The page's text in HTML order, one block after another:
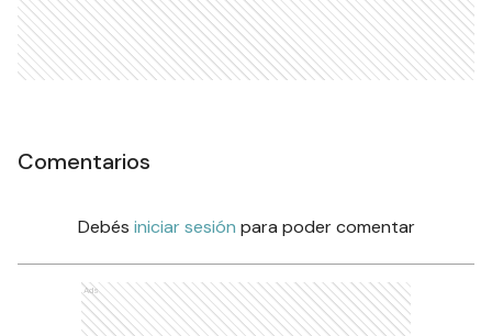
Comentarios
Debés iniciar sesión para poder comentar
Ads